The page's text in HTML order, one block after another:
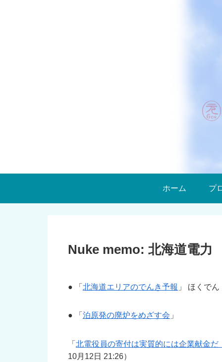
ホーム プ
Nuke memo: 北海道電力
● 「 北海道エリアのでんき予報 」 ほくで
● 「 泊原発の廃炉をめざす会 」
「 北電役員の寄付は実質的には企業献金だ
10月12日 21:26）